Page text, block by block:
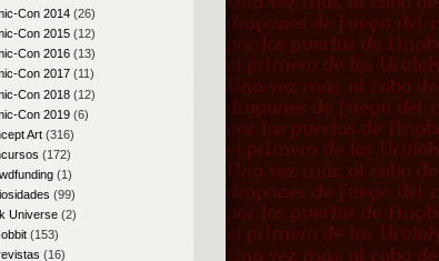
Con 2014(26)
Con 2015(12)
Con 2016(13)
Con 2017(11)
Con 2018(12)
Con 2019(6)
Art(316)
(172)
(1)
(99)
Universe(2)
(153)
(16)